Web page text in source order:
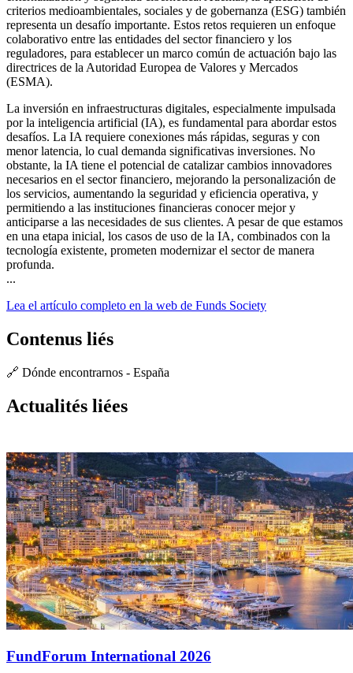
criterios medioambientales, sociales y de gobernanza (ESG) también
representa un desafío importante. Estos retos requieren un enfoque
colaborativo entre las entidades del sector financiero y los
reguladores, para establecer un marco común de actuación bajo las
directrices de la Autoridad Europea de Valores y Mercados
(ESMA).
La inversión en infraestructuras digitales, especialmente impulsada
por la inteligencia artificial (IA), es fundamental para abordar estos
desafíos. La IA requiere conexiones más rápidas, seguras y con
menor latencia, lo cual demanda significativas inversiones. No
obstante, la IA tiene el potencial de catalizar cambios innovadores
necesarios en el sector financiero, mejorando la personalización de
los servicios, aumentando la seguridad y eficiencia operativa, y
permitiendo a las instituciones financieras conocer mejor y
anticiparse a las necesidades de sus clientes. A pesar de que estamos
en una etapa inicial, los casos de uso de la IA, combinados con la
tecnología existente, prometen modernizar el sector de manera
profunda.
...
Lea el artículo completo en la web de Funds Society
Contenus liés
🔗 Dónde encontrarnos - España
Actualités liées
FundForum International 2026